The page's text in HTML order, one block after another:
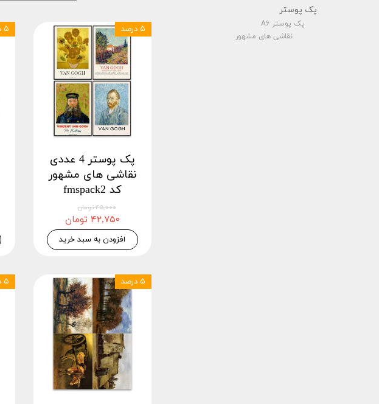
پک پوستر
پک پوستر A6
نقاشی های مشهور
پک پوستر 4 عددی
نقاشی های مشهور
کد fmspack2
۴۵,۰۰۰ تومان
۴۲,۷۵۰ تومان
افزودن به سبد خرید
۵ درصد ۵ درصد
۵ درصد ۵ درصد